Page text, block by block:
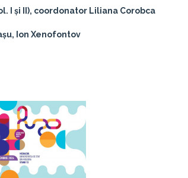
I și II), coordonator Liliana Corobca
, Ion Xenofontov